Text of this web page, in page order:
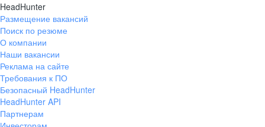
HeadHunter
Размещение вакансий
Поиск по резюме
О компании
Наши вакансии
Реклама на сайте
Требования к ПО
Безопасный HeadHunter
HeadHunter API
Партнерам